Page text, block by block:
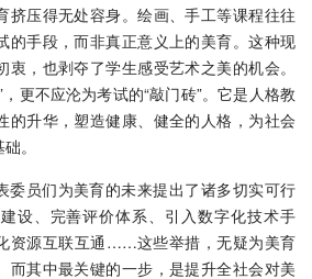
挤压得无处容身。绘画、手工等课程往往
的手段，而非真正意义上的美育。这种现
，也剥夺了学生感受艺术之美的机会。
更不应沦为考试的“敲门砖”。它是人格教
的升华，塑造健康、健全的人格，为社会
。
委员们为美育的未来提出了诸多切实可行
设、完善评价体系、引入数字化技术手
资源互联互通……这些举措，无疑为美育
而其中最关键的一步，是提升全社会对美